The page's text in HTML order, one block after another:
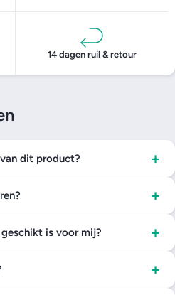
14 dagen ruil & retour
dit product? +
+
is voor mij? +
+